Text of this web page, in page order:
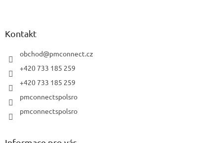
Kontakt
obchod@pmconnect.cz
+420 733 185 259
+420 733 185 259
pmconnectspolsro
pmconnectspolsro